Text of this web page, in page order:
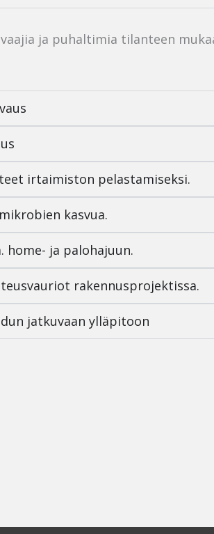
ja puhaltimia tilanteen
irtaimiston pelastamiseksi.
kasvua.
ja palohajuun.
rakennusprojektissa.
jatkuvaan ylläpitoon